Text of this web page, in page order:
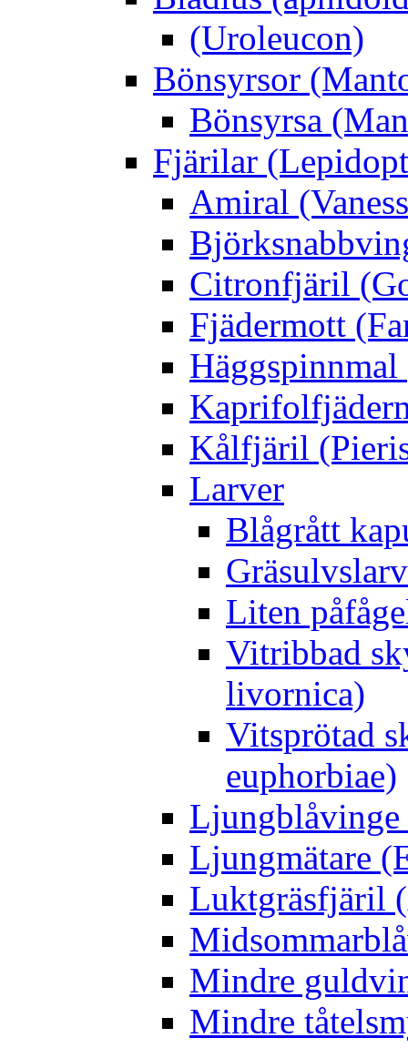
(Uroleucon)
Bönsyrsor
Bönsyrsa
Fjärilar
Amiral
Citronfjäril
Fjädermott
Kålfjäril
Larver
Blågrått
Liten
Vitribbad
livornica)
Vitsprötad
euphorbiae)
Ljungblåvinge
Ljungmätare
Luktgräsfjäril
Mindre
Mindre